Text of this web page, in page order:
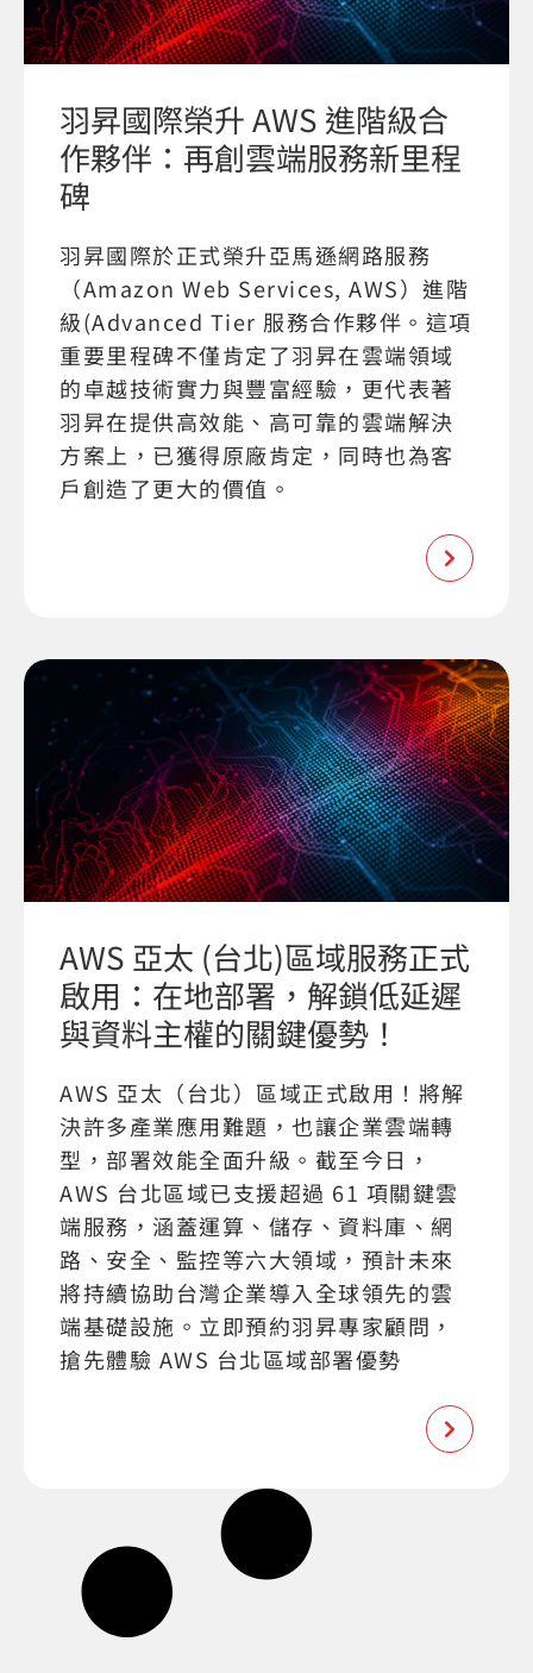
羽昇國際榮升 AWS 進階級合
作夥伴：再創雲端服務新里程
碑
羽昇國際於正式榮升亞馬遜網路服務
（Amazon Web Services, AWS）進階
級(Advanced Tier 服務合作夥伴。這項
重要里程碑不僅肯定了羽昇在雲端領域
的卓越技術實力與豐富經驗，更代表著
羽昇在提供高效能、高可靠的雲端解決
方案上，已獲得原廠肯定，同時也為客
戶創造了更大的價值。
AWS 亞太 (台北)區域服務正式
啟用：在地部署，解鎖低延遲
與資料主權的關鍵優勢！
AWS 亞太（台北）區域正式啟用！將解
決許多產業應用難題，也讓企業雲端轉
型，部署效能全面升級。截至今日，
AWS 台北區域已支援超過 61 項關鍵雲
端服務，涵蓋運算、儲存、資料庫、網
路、安全、監控等六大領域，預計未來
將持續協助台灣企業導入全球領先的雲
端基礎設施。立即預約羽昇專家顧問，
搶先體驗 AWS 台北區域部署優勢